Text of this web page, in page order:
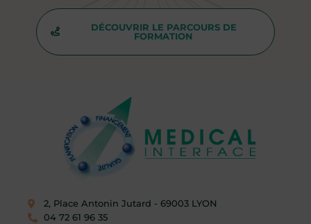
DÉCOUVRIR LE PARCOURS DE
FORMATION
2, Place Antonin Jutard - 69003 LYON​
04 72 61 96 35